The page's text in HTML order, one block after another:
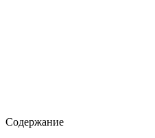
Содержание